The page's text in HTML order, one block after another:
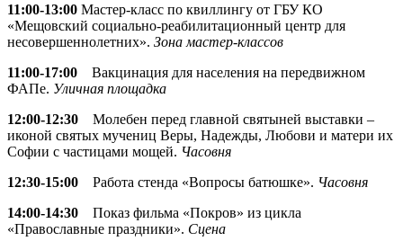
11:00-13:00 Мастер-класс по квиллингу от ГБУ КО
«Мещовский социально-реабилитационный центр для
несовершеннолетних». Зона мастер-классов
11:00-17:00 Вакцинация для населения на передвижном
ФАПе. Уличная площадка
12:00-12:30 Молебен перед главной святыней выставки –
иконой святых мучениц Веры, Надежды, Любови и матери их
Софии с частицами мощей. Часовня
12:30-15:00 Работа стенда «Вопросы батюшке». Часовня
14:00-14:30 Показ фильма «Покров» из цикла
«Православные праздники». Сцена